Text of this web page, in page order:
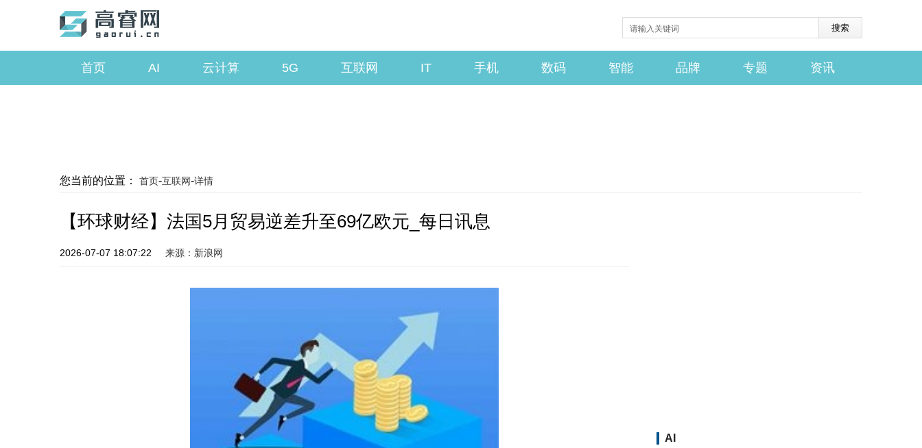
首页 AI 云计算 5G 互联网 IT 手机 数码 智能 品牌 专题 资讯
您当前的位置： 首页-互联网-详情
【环球财经】法国5月贸易逆差升至69亿欧元_每日讯息
2026-07-07 18:07:22 来源：新浪网
AI